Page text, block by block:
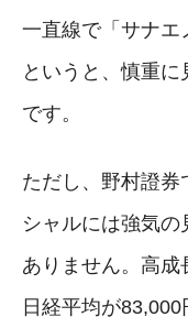
一直線で「サナエ
というと、慎重に
です。
ただし、野村證券
シャルには強気
ありません。高成
日経平均が83,000